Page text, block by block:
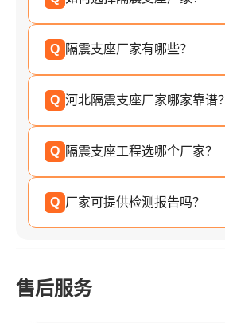
Q 隔震支座厂家有哪些？
Q 河北隔震支座厂家哪家靠谱？
Q 隔震支座工程选哪个厂家？
Q 厂家可提供检测报告吗？
售后服务